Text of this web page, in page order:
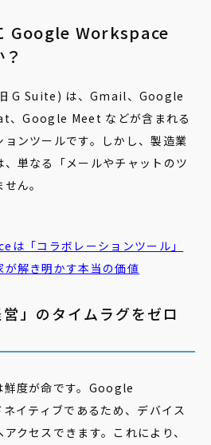
Google Workspace
G Suite) は、Gmail、Google
、Google Meet などが含まれる
ンツールです。しかし、製造業
単なる「メールやチャットのツ
ん。
「コラボレーションツール」
解き明かす本当の価値
」のタイムラグをゼロ
鮮度が命です。Google
イティブであるため、デバイス
クセスできます。これにより、